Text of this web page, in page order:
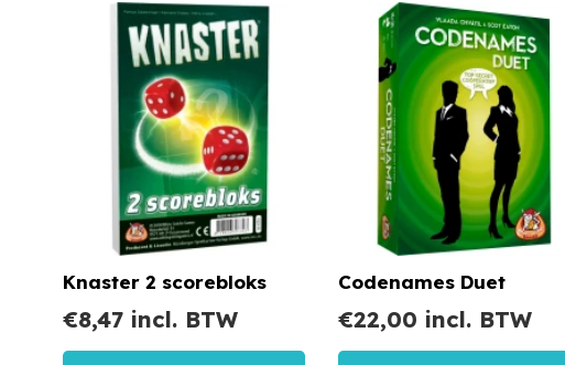
Knaster 2 scorebloks
€8,47 incl. BTW
Codenames Duet
€22,00 incl. BTW